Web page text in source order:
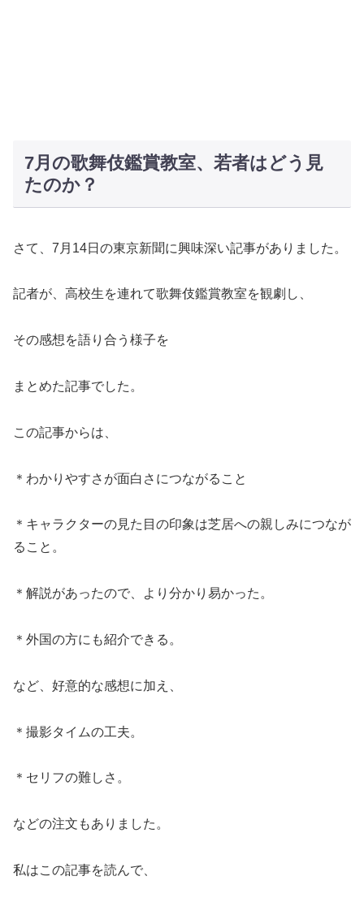
7月の歌舞伎鑑賞教室、若者はどう見
たのか？
さて、7月14日の東京新聞に興味深い記事がありました。
記者が、高校生を連れて歌舞伎鑑賞教室を観劇し、
その感想を語り合う様子を
まとめた記事でした。
この記事からは、
＊わかりやすさが面白さにつながること
＊キャラクターの見た目の印象は芝居への親しみにつなが
ること。
＊解説があったので、より分かり易かった。
＊外国の方にも紹介できる。
など、好意的な感想に加え、
＊撮影タイムの工夫。
＊セリフの難しさ。
などの注文もありました。
私はこの記事を読んで、